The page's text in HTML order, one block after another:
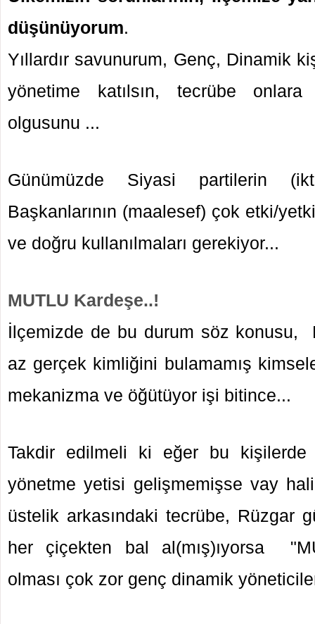
düşünüyorum.
Yıllardır savunurum, Genç, Dinamik
yönetime katılsın, tecrübe
olgusunu ...
Günümüzde Siyasi partilerin
Başkanlarının (maalesef) çok etki/
ve doğru kullanılmaları gerekiyor...
MUTLU Kardeşe..!
İlçemizde de bu durum söz konusu,
az gerçek kimliğini bulamamış
mekanizma ve öğütüyor işi bitince...
Takdir edilmeli ki eğer bu
yönetme yetisi gelişmemişse vay
üstelik arkasındaki tecrübe, Rüzgar
her çiçekten bal al(mış)ıyorsa
olması çok zor genç dinamik